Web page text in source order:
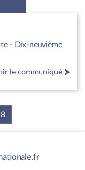
- Dix-neuvième
le communiqué
8